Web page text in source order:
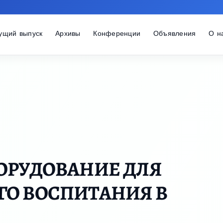
выпуск Архивы Конференции Объявления О
ДЛЯ
ВОСПИТАНИЯ В